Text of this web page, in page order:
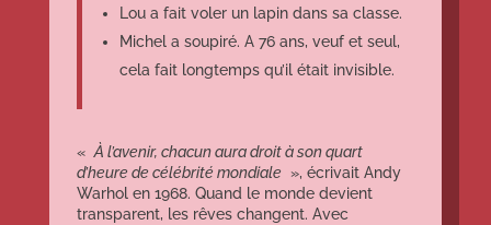
Lou a fait voler un lapin dans sa classe.
Michel a soupiré. A 76 ans, veuf et seul,
cela fait longtemps qu’il était invisible.
«À l’avenir, chacun aura droit à son quart
d’heure de célébrité mondiale », écrivait Andy
Warhol en 1968. Quand le monde devient
transparent, les rêves changent. Avec